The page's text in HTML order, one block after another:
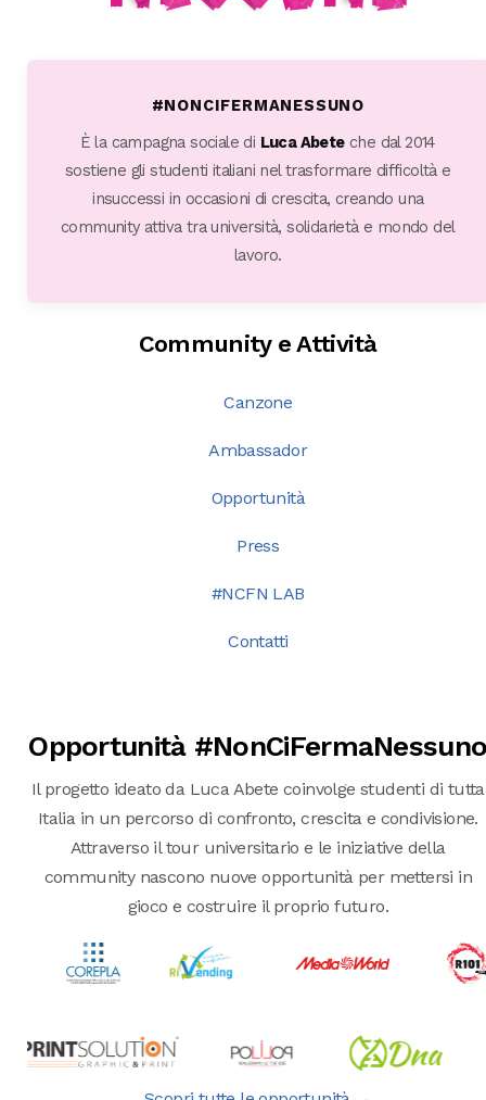
#NONCIFERMANESSUNO
È la campagna sociale di Luca Abeteche dal 2014
sostiene gli studenti italiani nel trasformare difficoltà e
insuccessi in occasioni di crescita, creando una
community attiva tra università, solidarietà e mondo del
lavoro.
Community e Attività
Canzone
Ambassador
Opportunità
Press
#NCFN LAB
Contatti
Opportunità
Il progetto ideato da Luca Abete coinvolge studenti di tutta
Italia in un percorso di confronto, crescita e condivisione.
Attraverso il tour universitario e le iniziative della
community nascono nuove opportunità per mettersi in
gioco e costruire il proprio futuro.